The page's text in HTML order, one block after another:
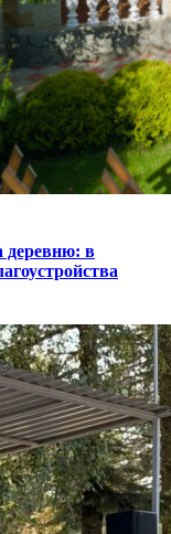
деревню: в